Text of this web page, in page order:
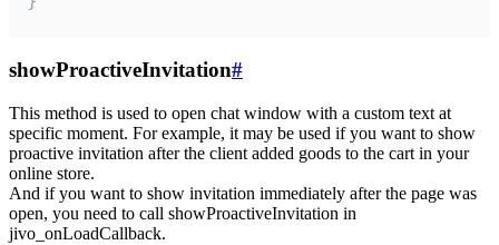
showProactiveInvitation#
This method is used to open chat window with a custom text at
specific moment. For example, it may be used if you want to show
proactive invitation after the client added goods to the cart in your
online store.
And if you want to show invitation immediately after the page was
open, you need to call showProactiveInvitation in
jivo_onLoadCallback.